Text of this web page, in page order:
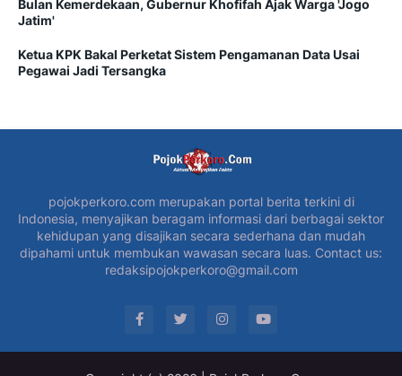
Bulan Kemerdekaan, Gubernur Khofifah Ajak Warga 'Jogo
Jatim'
Ketua KPK Bakal Perketat Sistem Pengamanan Data Usai
Pegawai Jadi Tersangka
pojokperkoro.com merupakan portal berita terkini di
Indonesia, menyajikan beragam informasi dari berbagai sektor
kehidupan yang disajikan secara sederhana dan mudah
dipahami untuk membukan wawasan secara luas. Contact us:
redaksipojokperkoro@gmail.com